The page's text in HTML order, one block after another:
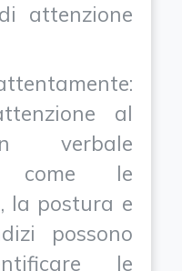
attenzione
al
verbale
come le
la postura e
possono
le